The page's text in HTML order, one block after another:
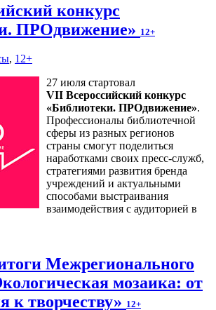
конкурс
ПРОдвижение» 12+
, 12+
27 июля стартовал
VII Всероссийский конкурс
«Библиотеки. ПРОдвижение».
Профессионалы библиотечной
сферы из разных регионов
страны смогут поделиться
наработками своих пресс-служб,
стратегиями развития бренда
учреждений и актуальными
способами выстраивания
взаимодействия с аудиторией в
Межрегионального
мозаика: от
к творчеству» 12+